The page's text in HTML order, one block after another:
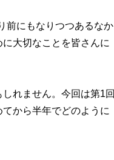
前にもなりつつあるなか
大切なことを皆さんに
れません。今回は第1回
から半年でどのように